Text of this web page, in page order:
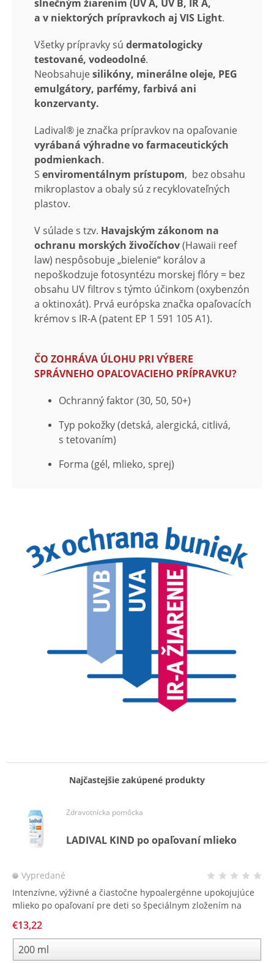
slnečným žiarením (UV A, UV B, IR A,
a v niektorých prípravkoch aj VIS Light.
Všetky prípravky sú dermatologicky
testované, vodeodolné.
Neobsahujesilikóny, minerálne oleje, PEG
emulgátory, parfémy, farbivá ani
konzervanty.
Ladival® je značka prípravkov na opaľovanie
vyrábaná výhradne vo farmaceutických
podmienkach.
S enviromentálnym prístupom, bez obsahu
mikroplastov a obaly sú z recyklovateľných
plastov.
V súlade s tzv. Havajským zákonom na
ochranu morských živočíchov(Hawaii reef
law) nespôsobuje „bielenie“ korálov a
nepoškodzuje fotosyntézu morskej flóry = bez
obsahu UV filtrov s týmto účinkom (oxybenzón
a oktinoxát). Prvá európska značka opaľovacích
krémov s IR-A (patent EP 1 591 105 A1).
ČO ZOHRÁVA ÚLOHU PRI VÝBERE
SPRÁVNEHO OPAĽOVACIEHO PRÍPRAVKU?
Ochranný faktor (30, 50, 50+)
Typ pokožky (detská, alergická, citlivá,
s tetovaním)
Forma (gél, mlieko, sprej)
Najčastejšie zakúpené produkty
Zdravotnícka pomôcka
LADIVAL KIND po opaľovaní mlieko
Vypredané
Intenzívne, výživné a čiastočne hypoalergénne upokojujúce
mlieko po opaľovaní pre deti so špeciálnym zložením na
rastlinný komplex Defensil proti podráždeniu pokožky,
pantenol a vitamín E. Ľahká textúra hydrodisperzného gélu,
príjemná na aplikáciu.
€13,22